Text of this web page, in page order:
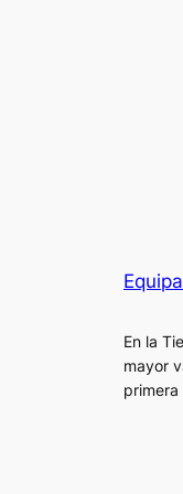
En la
mayor